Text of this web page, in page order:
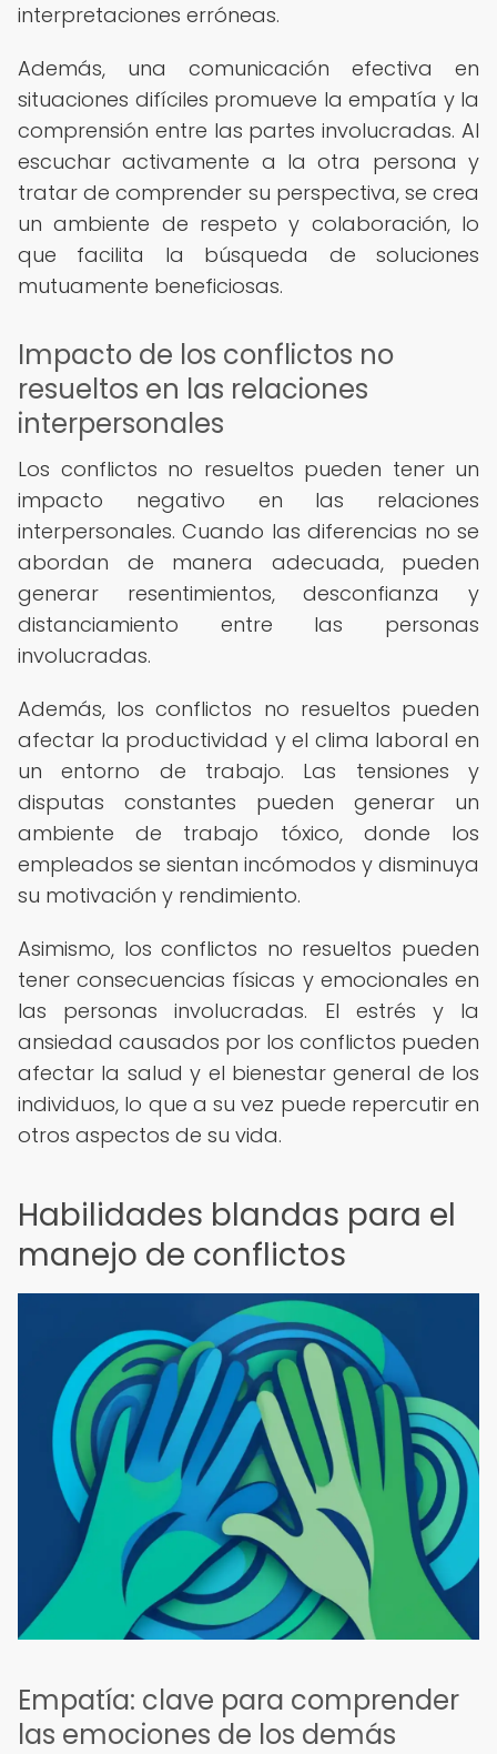
interpretaciones erróneas.
Además, una comunicación efectiva en
situaciones difíciles promueve la empatía y la
comprensión entre las partes involucradas. Al
escuchar activamente a la otra persona y
tratar de comprender su perspectiva, se crea
un ambiente de respeto y colaboración, lo
que facilita la búsqueda de soluciones
mutuamente beneficiosas.
Impacto de los conflictos no
resueltos en las relaciones
interpersonales
Los conflictos no resueltos pueden tener un
impacto negativo en las relaciones
interpersonales. Cuando las diferencias no se
abordan de manera adecuada, pueden
generar resentimientos, desconfianza y
distanciamiento entre las personas
involucradas.
Además, los conflictos no resueltos pueden
afectar la productividad y el clima laboral en
un entorno de trabajo. Las tensiones y
disputas constantes pueden generar un
ambiente de trabajo tóxico, donde los
empleados se sientan incómodos y disminuya
su motivación y rendimiento.
Asimismo, los conflictos no resueltos pueden
tener consecuencias físicas y emocionales en
las personas involucradas. El estrés y la
ansiedad causados por los conflictos pueden
afectar la salud y el bienestar general de los
individuos, lo que a su vez puede repercutir en
otros aspectos de su vida.
Habilidades blandas para el
manejo de conflictos
Empatía: clave para comprender
las emociones de los demás